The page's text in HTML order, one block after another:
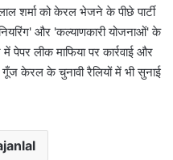
शर्मा को केरल भेजने के पीछे पार्टी
और 'कल्याणकारी योजनाओं' के
पेपर लीक माफिया पर कार्रवाई और
केरल के चुनावी रैलियों में भी सुनाई